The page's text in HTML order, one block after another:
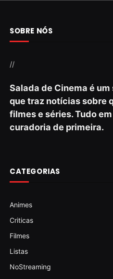
SOBRE NÓS
//
Salada de Cinema é
que traz notícias sobre
filmes e séries. Tudo
curadoria de primeira.
CATEGORIAS
Animes
Criticas
Filmes
Listas
NoStreaming